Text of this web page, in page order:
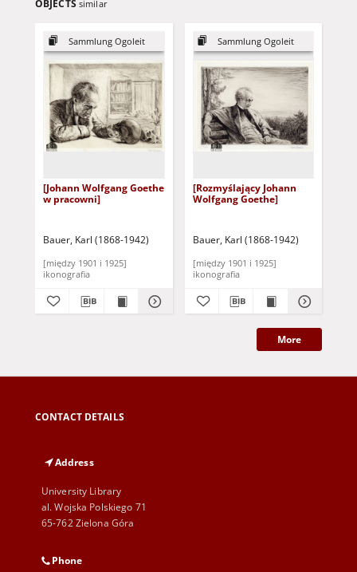
OBJECTS similar
Sammlung Ogoleit
[Johann Wolfgang Goethe
w pracowni]
Bauer, Karl (1868-1942)
[między 1901 i 1925]
ikonografia
Sammlung Ogoleit
[Rozmyślający Johann
Wolfgang Goethe]
Bauer, Karl (1868-1942)
[między 1901 i 1925]
ikonografia
More
CONTACT DETAILS
Address
University Library
al. Wojska Polskiego 71
65-762 Zielona Góra
Phone